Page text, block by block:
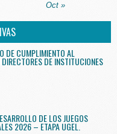
Oct »
DE CUMPLIMIENTO AL
DE INSTITUCIONES
DE LOS JUEGOS
2026 – ETAPA UGEL.